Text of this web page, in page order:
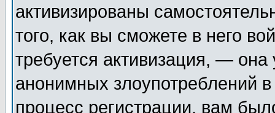
активизированы
того, как вы сможете в него
требуется активизация, —
анонимных злоупотреблений
процесс регистрации, вам